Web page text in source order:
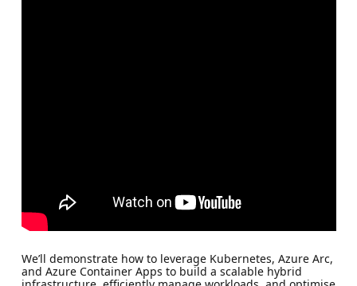
We’ll demonstrate how to leverage Kubernetes, Azure Arc,
and Azure Container Apps to build a scalable hybrid